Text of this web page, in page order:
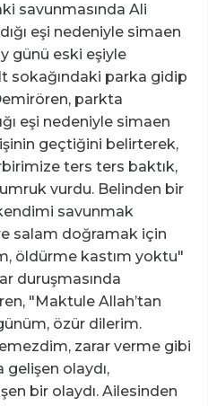
savunmasında Ali
eşi nedeniyle simaen
günü eski eşiyle
sokağındaki parka gidip
parkta
eşi nedeniyle simaen
geçtiğini belirterek,
ters ters baktık,
vurdu. Belinden bir
savunmak
salam doğramak için
öldürme kastım yoktu"
duruşmasında
"Maktule Allah’tan
özür dilerim.
zarar verme gibi
olaydı,
bir olaydı. Ailesinden